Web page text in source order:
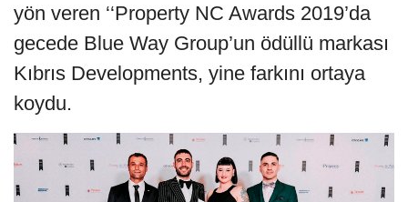
yön veren ‘‘Property NC Awards 2019’da
gecede Blue Way Group’un ödüllü markası
Kıbrıs Developments, yine farkını ortaya
koydu.